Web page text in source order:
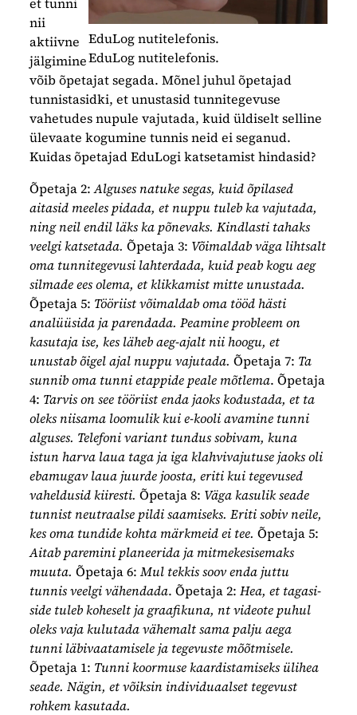
EduLog nutitelefonis.
EduLog nutitelefonis.
nii
aktiivne
jälgimine
võib õpetajat segada. Mõnel juhul õpetajad
tunnistasidki, et unustasid tunnitegevuse
vahetudes nupule vajutada, kuid üldiselt selline
ülevaate kogumine tunnis neid ei seganud.
Kuidas õpetajad EduLogi katsetamist hindasid?
Õpetaja 2:Alguses natuke segas, kuid õpilased
aitasid meeles pidada, et nuppu tuleb ka vajutada,
ning neil endil läks ka põnevaks. Kindlasti tahaks
veelgi katsetada.Õpetaja 3: Võimaldab väga lihtsalt
oma tunnitegevusi lahterdada, kuid peab kogu aeg
silmade ees olema, et klikkamist mitte unustada.
Õpetaja 5: Tööriist võimaldab oma tööd hästi
analüüsida ja parendada. Peamine probleem on
kasutaja ise, kes läheb aeg-ajalt nii hoogu, et
unustab õigel ajal nuppu vajutada. Õpetaja 7: Ta
sunnib oma tunni etappide peale mõtlema. Õpetaja
4: Tarvis on see tööriist enda jaoks kodustada, et ta
oleks niisama loomulik kui e-kooli avamine tunni
alguses. Telefoni variant tundus sobivam, kuna
istun harva laua taga ja iga klahvivajutuse jaoks oli
ebamugav laua juurde joosta, eriti kui tegevused
vaheldusid kiiresti.Õpetaja 8: Väga kasulik seade
tunnist neutraalse pildi saamiseks. Eriti sobiv neile,
kes oma tundide kohta märkmeid ei tee. Õpetaja 5:
Aitab paremini planeerida ja mitmekesisemaks
muuta.Õpetaja 6:Mul tekkis soov enda juttu
tunnis veelgi vähendada. Õpetaja 2: Hea, et tagasi-
side tuleb koheselt ja graafikuna, nt videote puhul
oleks vaja kulutada vähemalt sama palju aega
tunni läbivaatamisele ja tegevuste mõõtmisele.
Õpetaja 1: Tunni koormuse kaardistamiseks ülihea
seade. Nägin, et võiksin individuaalset tegevust
rohkem kasutada.